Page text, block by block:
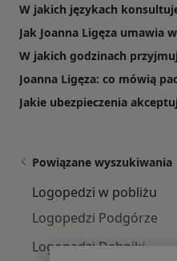
W jakich językach
Jak Joanna Ligęza umawia
W jakich godzinach
Joanna Ligęza: co mówią
Jakie ubezpieczenia
Powiązane wyszukiwania
Logopedzi w pobliżu
Logopedzi Podgórze
Logopedzi Dębniki